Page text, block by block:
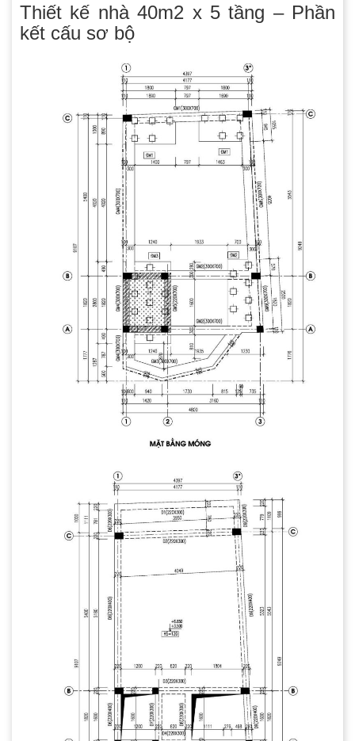
Thiết kế nhà 40m2 x 5 tầng – Phần
kết cấu sơ bộ